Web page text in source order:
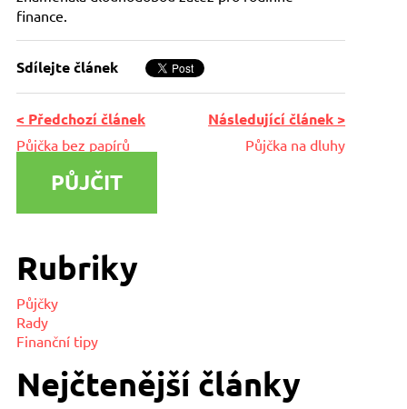
finance.
Sdílejte článek
< Předchozí článek
Půjčka bez papírů
Následující článek >
Půjčka na dluhy
PŮJČIT
Rubriky
Půjčky
Rady
Finanční tipy
Nejčtenější články